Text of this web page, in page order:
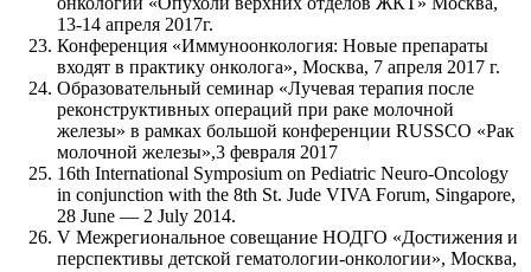
13-14 апреля 2017г.
Конференция «Иммуноонкология: Новые препараты
входят в практику онколога», Москва, 7 апреля 2017 г.
Образовательный семинар «Лучевая терапия после
реконструктивных операций при раке молочной
железы» в рамках большой конференции RUSSCO «Рак
молочной железы»,3 февраля 2017
16th International Symposium on Pediatric Neuro-Oncology
in conjunction with the 8th St. Jude VIVA Forum, Singapore,
28 June — 2 July 2014.
V Межрегиональное совещание НОДГО «Достижения и
перспективы детской гематологии-онкологии», Москва,